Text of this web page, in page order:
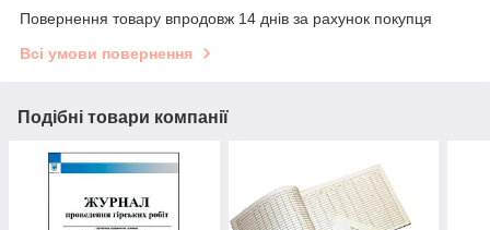
Повернення товару впродовж 14 днів за рахунок покупця
Всі умови повернення
Подібні товари компанії